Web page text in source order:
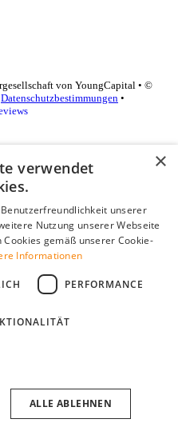
von YoungCapital • ©
Datenschutzbestimmungen •
Sie ein Unternehmensprofil
×
verwendet
unserer
Nutzung unserer Webseite
gemäß unserer Cookie-
Informationen
PERFORMANCE
ALLE ABLEHNEN